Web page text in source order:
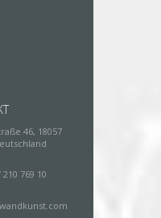
46, 18057
769 10